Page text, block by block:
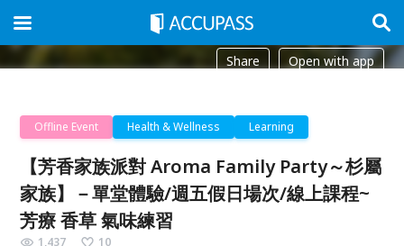
Share Open with app
Offline Event Health & Wellness Learning
【芳香家族派對 Aroma Family Party～杉屬
家族】－單堂體驗/週五假日場次/線上課程~
芳療 香草 氣味練習
1,437 10